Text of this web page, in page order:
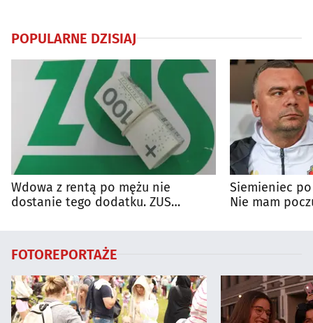
POPULARNE DZISIAJ
Wdowa z rentą po mężu nie
dostanie tego dodatku. ZUS
Siemieniec
Nie mam
FOTOREPORTAŻE